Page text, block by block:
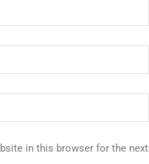
in this browser for the next